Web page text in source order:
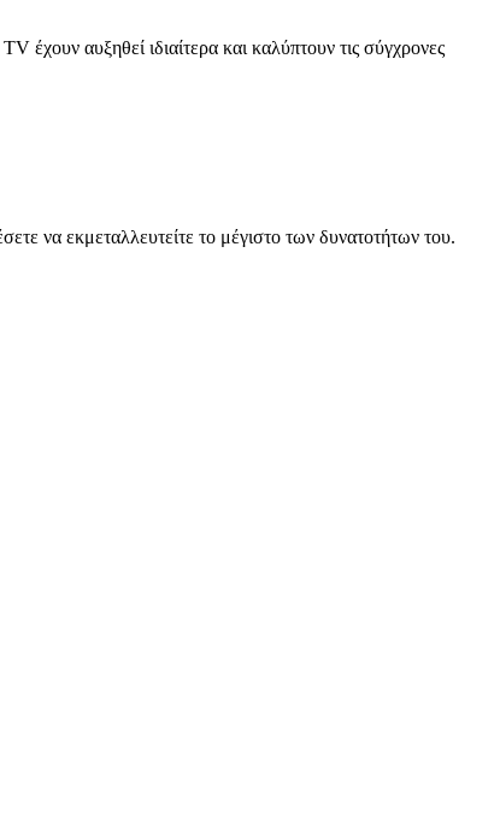
αυξηθεί ιδιαίτερα και καλύπτουν τις σύγχρονες
να εκμεταλλευτείτε το μέγιστο των δυνατοτήτων του.